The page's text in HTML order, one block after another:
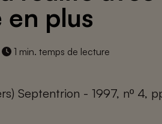
en plus
1 min. temps de lecture
Septentrion - 1997, nº 4,